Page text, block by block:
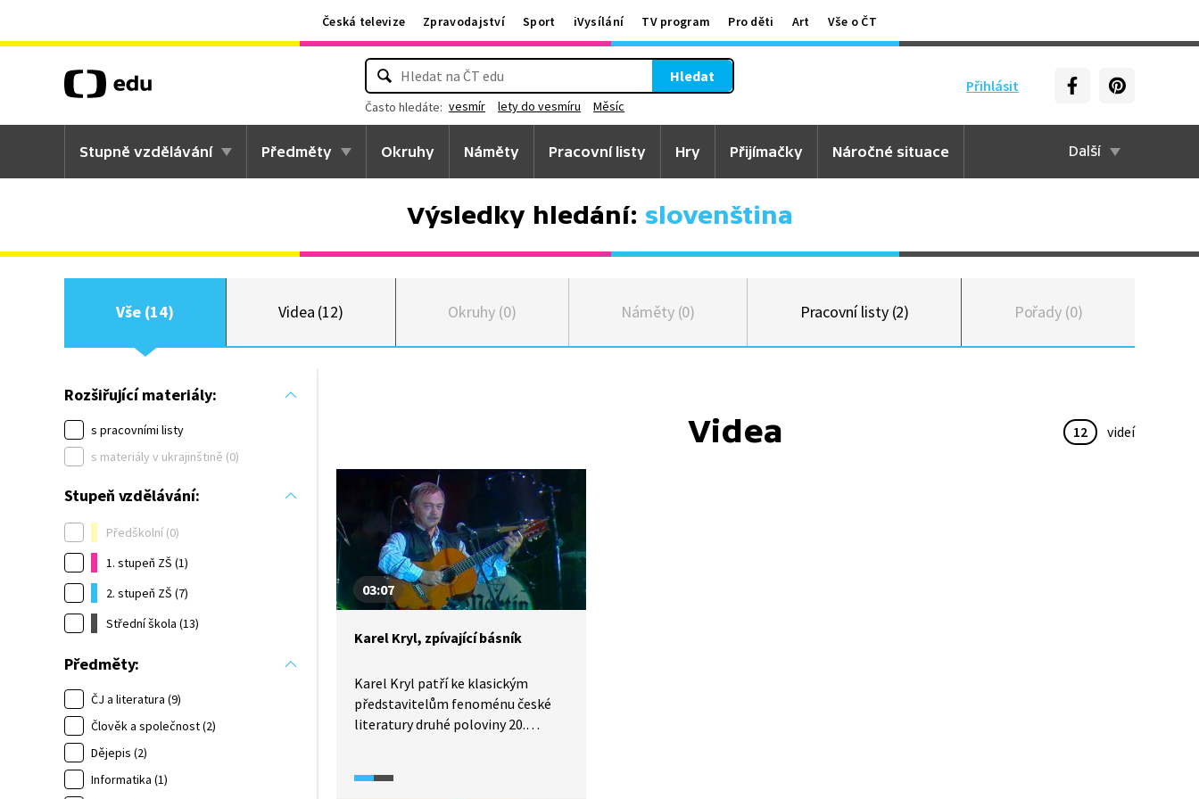
Česká televize Zpravodajství Sport iVysílání TV program Pro děti Art Vše o ČT
Přihlásit
Hledat
Často hledáte: vesmír lety do vesmíru Měsíc
Stupně vzdělávání Předměty Okruhy Náměty Pracovní listy Hry Přijímačky Náročné situace Další
Výsledky hledání: slovenština
Vše (14) Videa (12) Okruhy (0) Náměty (0) Pracovní listy (2) Pořady (0)
Rozšiřující materiály:
s pracovními listy
s materiály v ukrajinštině (0)
Stupeň vzdělávání:
Předškolní (0)
1. stupeň ZŠ (1)
2. stupeň ZŠ (7)
Střední škola (13)
Předměty:
ČJ a literatura (9)
Člověk a společnost (2)
Dějepis (2)
Informatika (1)
Videa 12 videí
03:07
Karel Kryl, zpívající básník
Karel Kryl patří ke klasickým
představitelům fenoménu české
literatury druhé poloviny 20.
doplněný písní Děkuji, kterou